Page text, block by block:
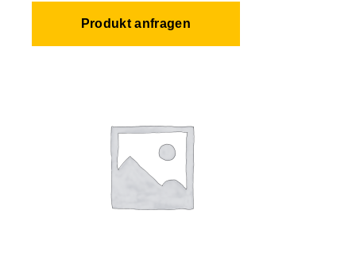
Produkt anfragen